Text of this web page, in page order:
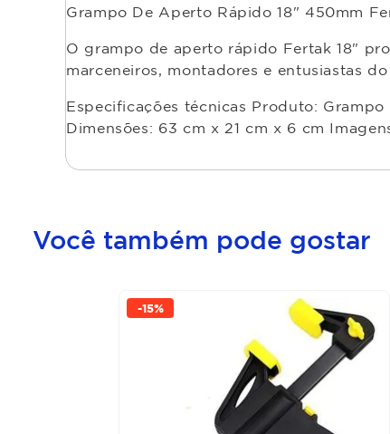
Grampo De Aperto Rápido 18" 450mm
O grampo de aperto rápido Fertak 18"
marceneiros, montadores e entusiastas
Especificações técnicas Produto:
Dimensões: 63 cm x 21 cm x 6 cm
Você também pode gostar
-15%